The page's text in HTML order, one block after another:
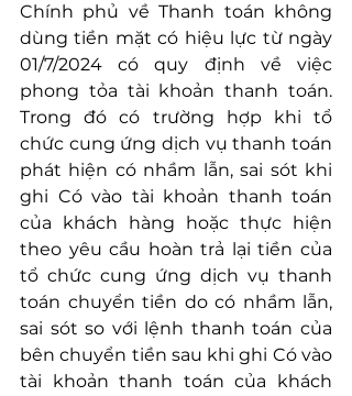
Chính phủ về Thanh toán không
dùng tiền mặt có hiệu lực từ ngày
01/7/2024 có quy định về việc
phong tỏa tài khoản thanh toán.
Trong đó có trường hợp khi tổ
chức cung ứng dịch vụ thanh toán
phát hiện có nhầm lẫn, sai sót khi
ghi Có vào tài khoản thanh toán
của khách hàng hoặc thực hiện
theo yêu cầu hoàn trả lại tiền của
tổ chức cung ứng dịch vụ thanh
toán chuyển tiền do có nhầm lẫn,
sai sót so với lệnh thanh toán của
bên chuyển tiền sau khi ghi Có vào
tài khoản thanh toán của khách